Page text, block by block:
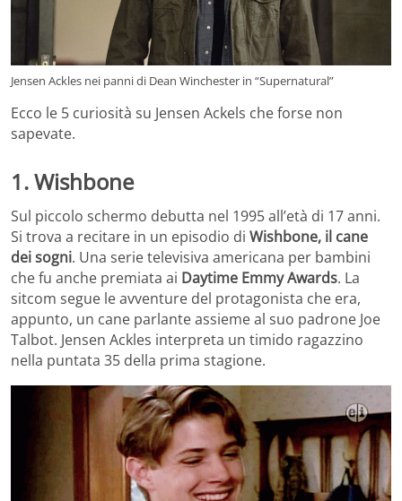
Jensen Ackles nei panni di Dean Winchester in “Supernatural”
Ecco le 5 curiosità su Jensen Ackels che forse non
sapevate.
1. Wishbone
Sul piccolo schermo debutta nel 1995 all’età di 17 anni.
Si trova a recitare in un episodio di Wishbone, il cane
dei sogni. Una serie televisiva americana per bambini
che fu anche premiata ai Daytime Emmy Awards. La
sitcom segue le avventure del protagonista che era,
appunto, un cane parlante assieme al suo padrone Joe
Talbot. Jensen Ackles interpreta un timido ragazzino
nella puntata 35 della prima stagione.